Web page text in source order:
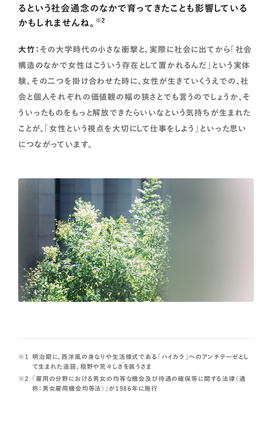
るという社会通念のなかで育ってきたことも影響している
かもしれませんね。 ※2
大竹： その大学時代の小さな衝撃と、実際に社会に出てから「社会
構造のなかで女性はこういう存在として置かれるんだ」という実体
験、その二つを掛け合わせた時に、女性が生きていくうえでの、社
会と個人それぞれの価値観の幅の狭さとでも言うのでしょうか、そ
ういったものをもっと解放できたらいいなという気持ちが生まれた
ことが、「女性という視点を大切にして仕事をしよう」といった思い
につながっています。
明治期に、西洋風の身なりや生活様式である「ハイカラ」へのアンチテーゼとし
て生まれた造語。粗野や荒々しさを装うさま
「雇用の分野における男女の均等な機会及び待遇の確保等に関する法律（通
称：男女雇用機会均等法）」が1986年に施行